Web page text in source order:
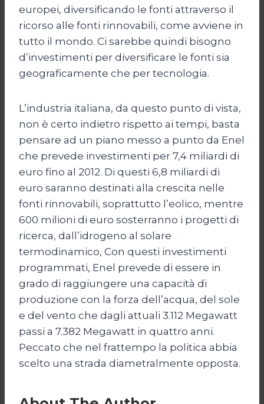
europei, diversificando le fonti attraverso il
ricorso alle fonti rinnovabili, come avviene in
tutto il mondo. Ci sarebbe quindi bisogno
d’investimenti per diversificare le fonti sia
geograficamente che per tecnologia.
L’industria italiana, da questo punto di vista,
non è certo indietro rispetto ai tempi, basta
pensare ad un piano messo a punto da Enel
che prevede investimenti per 7,4 miliardi di
euro fino al 2012. Di questi 6,8 miliardi di
euro saranno destinati alla crescita nelle
fonti rinnovabili, soprattutto l’eolico, mentre
600 milioni di euro sosterranno i progetti di
ricerca, dall’idrogeno al solare
termodinamico, Con questi investimenti
programmati, Enel prevede di essere in
grado di raggiungere una capacità di
produzione con la forza dell’acqua, del sole
e del vento che dagli attuali 3.112 Megawatt
passi a 7.382 Megawatt in quattro anni.
Peccato che nel frattempo la politica abbia
scelto una strada diametralmente opposta.